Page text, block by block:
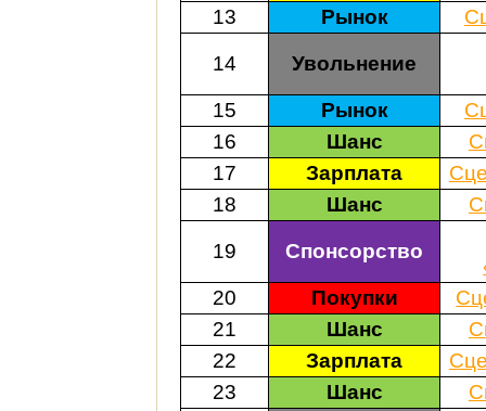
13
Рынок
14 Увольнение
15 Рынок
16
Шанс
17
Зарплата
18
Шанс
19 Спонсорство
20
Покупки
21
Шанс
22
Зарплата
23
Шанс